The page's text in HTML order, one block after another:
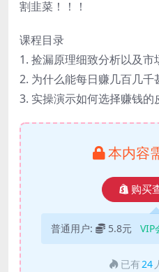
割韭菜！！！
课程目录
1. 捡漏原理细致分析以及市
2. 为什么能每日赚几百几
3. 实操演示如何选择赚钱
本内容
购买
普通用户: 5.8元 VIP
已有24